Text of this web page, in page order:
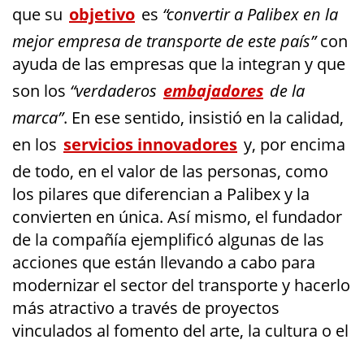
que su objetivo es “convertir a Palibex en la
mejor empresa de transporte de este país”con
ayuda de las empresas que la integran y que
son los “verdaderos embajadores de la
marca”. En ese sentido, insistió en la calidad,
en los servicios innovadores y, por encima
de todo, en el valor de las personas, como
los pilares que diferencian a Palibex y la
convierten en única. Así mismo, el fundador
de la compañía ejemplificó algunas de las
acciones que están llevando a cabo para
modernizar el sector del transporte y hacerlo
más atractivo a través de proyectos
vinculados al fomento del arte, la cultura o el